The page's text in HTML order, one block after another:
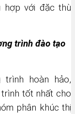
hợp với đặc thù
trình đào tạo
trình hoàn hảo,
tốt nhất cho
phân khúc thị